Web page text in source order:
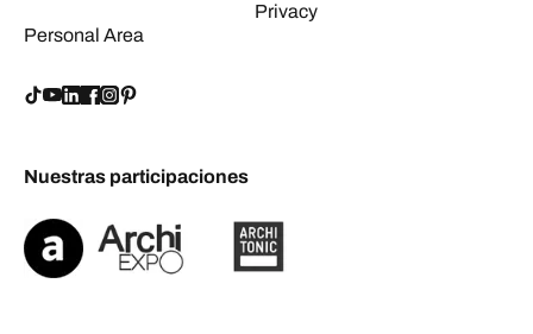
Personal Area
Privacy
Nuestras participaciones